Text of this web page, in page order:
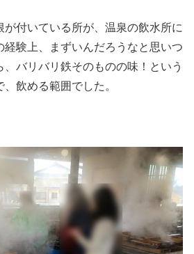
が付いている所が、温泉の飲水所に
経験上、まずいんだろうなと思いつ
バリバリ鉄そのものの味！という
飲める範囲でした。